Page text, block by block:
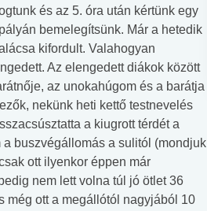
és az 5. óra után kértünk egy
bemelegítsünk. Már a hetedik
kifordult. Valahogyan
Az elengedett diákok között
az unokahúgom és a barátja
nekünk heti kettő testnevelés
a kiugrott térdét a
buszvégállomás a sulitól (mondjuk
ott ilyenkor éppen már
nem lett volna túl jó ötlet 36
még ott a megállótól nagyjából 10